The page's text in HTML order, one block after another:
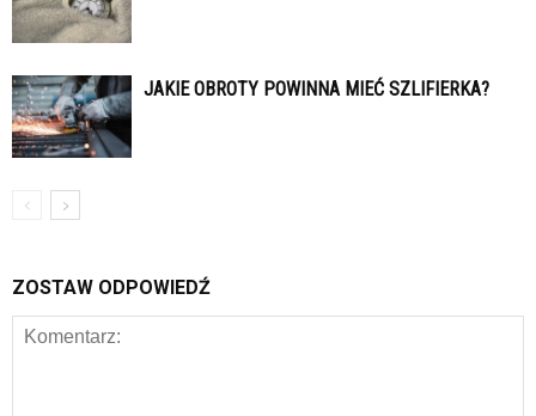
JAKIE OBROTY POWINNA MIEĆ SZLIFIERKA?
ZOSTAW ODPOWIEDŹ